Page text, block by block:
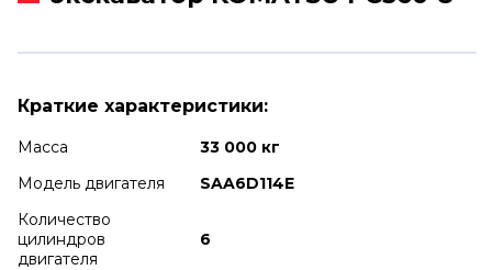
Краткие характеристики:
Масса
33 000 кг
Модель двигателя
SAA6D114E
Количество
цилиндров
двигателя
6